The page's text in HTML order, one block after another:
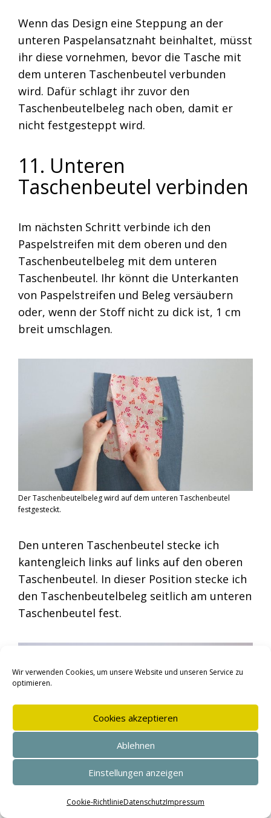
Wir verwenden Cookies, um unsere Website und unseren Service zu
optimieren.
Cookies akzeptieren
Ablehnen
Einstellungen anzeigen
Cookie-RichtlinieDatenschutzImpressum
Wenn das Design eine Steppung an der
unteren Paspelansatznaht beinhaltet, müsst
ihr diese vornehmen, bevor die Tasche mit
dem unteren Taschenbeutel verbunden
wird. Dafür schlagt ihr zuvor den
Taschenbeutelbeleg nach oben, damit er
nicht festgesteppt wird.
11. Unteren
Taschenbeutel verbinden
Im nächsten Schritt verbinde ich den
Paspelstreifen mit dem oberen und den
Taschenbeutelbeleg mit dem unteren
Taschenbeutel. Ihr könnt die Unterkanten
von Paspelstreifen und Beleg versäubern
oder, wenn der Stoff nicht zu dick ist, 1 cm
breit umschlagen.
Der Taschenbeutelbeleg wird auf dem unteren Taschenbeutel
festgesteckt.
Den unteren Taschenbeutel stecke ich
kantengleich links auf links auf den oberen
Taschenbeutel. In dieser Position stecke ich
den Taschenbeutelbeleg seitlich am unteren
Taschenbeutel fest.
Informationen zur Echtheit der Bewertungen